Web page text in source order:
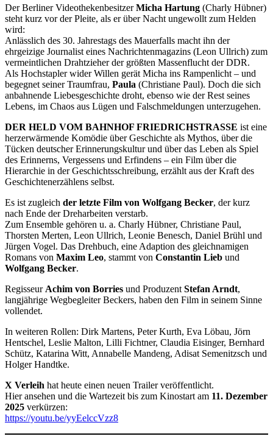
Der Berliner VideothekenbesitzerMicha Hartung (Charly Hübner)
steht kurz vor der Pleite, als er über Nacht ungewollt zum Helden
wird:
Anlässlich des 30. Jahrestags des Mauerfalls macht ihn der
ehrgeizige Journalist eines Nachrichtenmagazins (Leon Ullrich) zum
vermeintlichen Drahtzieher der größten Massenflucht der DDR.
Als Hochstapler wider Willen gerät Micha ins Rampenlicht – und
begegnet seiner Traumfrau, Paula (Christiane Paul). Doch die sich
anbahnende Liebesgeschichte droht, ebenso wie der Rest seines
Lebens, im Chaos aus Lügen und Falschmeldungen unterzugehen.
DER HELD VOM BAHNHOF FRIEDRICHSTRASSE ist eine
herzerwärmende Komödie über Geschichte als Mythos, über die
Tücken deutscher Erinnerungskultur und über das Leben als Spiel
des Erinnerns, Vergessens und Erfindens – ein Film über die
Hierarchie in der Geschichtsschreibung, erzählt aus der Kraft des
Geschichtenerzählens selbst.
Es ist zugleich der letzte Film von Wolfgang Becker, der kurz
nach Ende der Dreharbeiten verstarb.
Zum Ensemble gehören u. a. Charly Hübner, Christiane Paul,
Thorsten Merten, Leon Ullrich, Leonie Benesch, Daniel Brühl und
Jürgen Vogel. Das Drehbuch, eine Adaption des gleichnamigen
Romans von Maxim Leo, stammt von Constantin Lieb und
Wolfgang Becker.
Regisseur Achim von Borries und Produzent Stefan Arndt,
langjährige Wegbegleiter Beckers, haben den Film in seinem Sinne
vollendet.
In weiteren Rollen: Dirk Martens, Peter Kurth, Eva Löbau, Jörn
Hentschel, Leslie Malton, Lilli Fichtner, Claudia Eisinger, Bernhard
Schütz, Katarina Witt, Annabelle Mandeng, Adisat Semenitzsch und
Holger Handtke.
X Verleih hat heute einen neuen Trailer veröffentlicht.
Hier ansehen und die Wartezeit bis zum Kinostart am 11. Dezember
2025 verkürzen:
https://youtu.be/yyEelccVzz8